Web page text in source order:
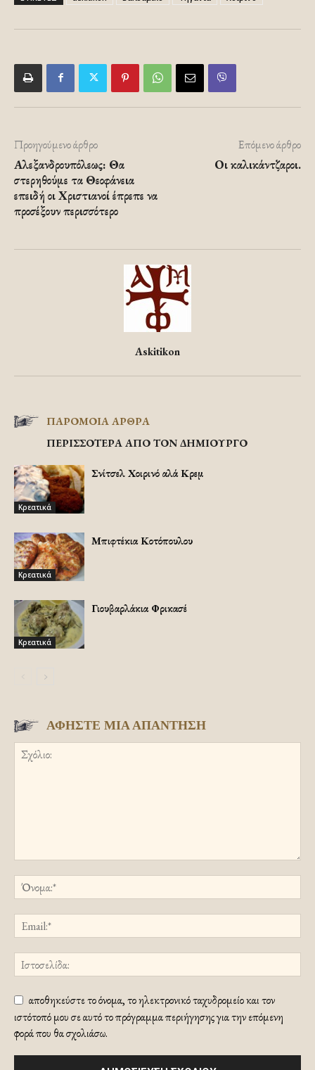
Προηγούμενο άρθρο
Αλεξανδρουπόλεως: Θα
στερηθούμε τα Θεοφάνεια
επειδή οι Χριστιανοί έπρεπε να
προσέξουν περισσότερο
Επόμενο άρθρο
Οι καλικάντζαροι.
Askitikon
ΠΑΡΟΜΟΙΑ ΑΡΘΡΑ
ΠΕΡΙΣΣΟΤΕΡΑ ΑΠΟ ΤΟΝ ΔΗΜΙΟΥΡΓΟ
Κρεατικά
Σνίτσελ Χοιρινό αλά Κρεμ
Κρεατικά
Μπιφτέκια Κοτόπουλου
Κρεατικά
Γιουβαρλάκια Φρικασέ
ΑΦΗΣΤΕ ΜΙΑ ΑΠΑΝΤΗΣΗ
αποθηκεύστε το όνομα, το ηλεκτρονικό ταχυδρομείο και τον
ιστότοπό μου σε αυτό το πρόγραμμα περιήγησης για την επόμενη
φορά που θα σχολιάσω.